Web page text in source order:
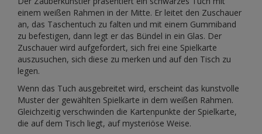
einem weißen Rahmen in der Mitte. Er leitet den Zuschauer
an, das Taschentuch zu falten und mit einem Gummiband
zu befestigen, dann legt er das Bündel in ein Glas. Der
Zuschauer wird aufgefordert, sich frei eine Spielkarte
auszusuchen, sich diese zu merken und auf den Tisch zu
legen.
Wenn das Tuch ausgebreitet wird, erscheint das kunstvolle
Muster der gewählten Spielkarte in dem weißen Rahmen.
Gleichzeitig verschwinden die Kartenpunkte der Spielkarte,
die auf dem Tisch liegt, auf mysteriöse Weise.